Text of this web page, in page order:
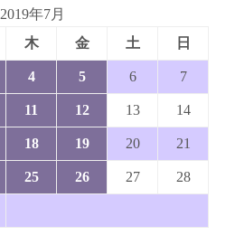
2019年7月
木 金 土 日
4 5 6 7
11 12 13 14
18 19 20 21
25 26 27 28